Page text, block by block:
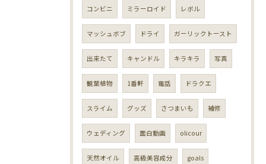
コンビニ ミラーロイド レボル
マッシュボブ ドライ ガーリックトースト
出来たて キャンドル キラキラ 写真
観葉植物 1番軒 電話 ドラクエ
スライム グッズ さつまいも 補修
ウェディング 面白動画 olicour
天然オイル 高級美容成分 goals